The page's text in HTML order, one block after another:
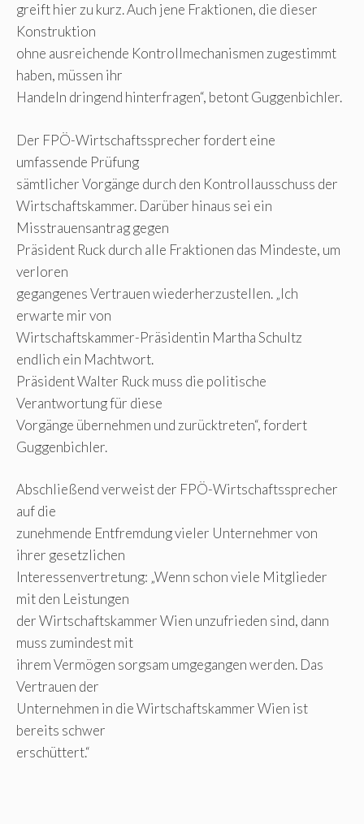
greift hier zu kurz. Auch jene Fraktionen, die dieser
Konstruktion
ohne ausreichende Kontrollmechanismen zugestimmt
haben, müssen ihr
Handeln dringend hinterfragen“, betont Guggenbichler.
Der FPÖ-Wirtschaftssprecher fordert eine
umfassende Prüfung
sämtlicher Vorgänge durch den Kontrollausschuss der
Wirtschaftskammer. Darüber hinaus sei ein
Misstrauensantrag gegen
Präsident Ruck durch alle Fraktionen das Mindeste, um
verloren
gegangenes Vertrauen wiederherzustellen. „Ich
erwarte mir von
Wirtschaftskammer-Präsidentin Martha Schultz
endlich ein Machtwort.
Präsident Walter Ruck muss die politische
Verantwortung für diese
Vorgänge übernehmen und zurücktreten“, fordert
Guggenbichler.
Abschließend verweist der FPÖ-Wirtschaftssprecher
auf die
zunehmende Entfremdung vieler Unternehmer von
ihrer gesetzlichen
Interessenvertretung: „Wenn schon viele Mitglieder
mit den Leistungen
der Wirtschaftskammer Wien unzufrieden sind, dann
muss zumindest mit
ihrem Vermögen sorgsam umgegangen werden. Das
Vertrauen der
Unternehmen in die Wirtschaftskammer Wien ist
bereits schwer
erschüttert.“